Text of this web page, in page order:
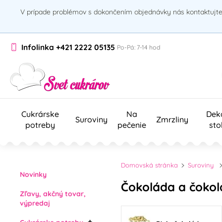
V prípade problémov s dokončením objednávky nás kontaktujte
Infolinka +421 2222 05135 Po-Pá: 7-14 hod
Cukrárske
potreby
Suroviny
Na
pečenie
Zmrzliny
Novinky
Zľavy, akčný tovar,
výpredaj
Domovská stránka Suroviny
Čokoláda a